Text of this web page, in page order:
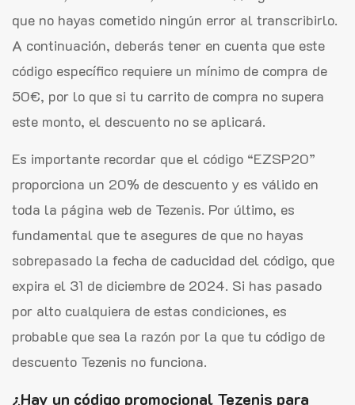
que no hayas cometido ningún error al transcribirlo.
A continuación, deberás tener en cuenta que este
código específico requiere un mínimo de compra de
50€, por lo que si tu carrito de compra no supera
este monto, el descuento no se aplicará.
Es importante recordar que el código “EZSP20”
proporciona un 20% de descuento y es válido en
toda la página web de Tezenis. Por último, es
fundamental que te asegures de que no hayas
sobrepasado la fecha de caducidad del código, que
expira el 31 de diciembre de 2024. Si has pasado
por alto cualquiera de estas condiciones, es
probable que sea la razón por la que tu código de
descuento Tezenis no funciona.
¿Hay un código promocional Tezenis para